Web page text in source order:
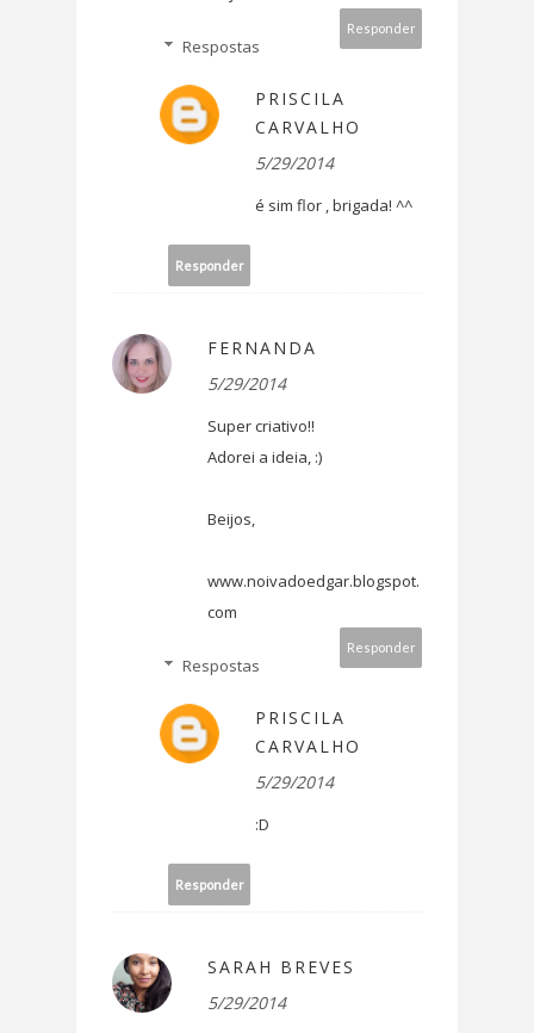
Responder
Respostas
PRISCILA
CARVALHO
5/29/2014
é sim flor , brigada! ^^
Responder
FERNANDA
5/29/2014
Super criativo!!
Adorei a ideia, :)
Beijos,
www.noivadoedgar.blogspot.
com
Responder
Respostas
PRISCILA
CARVALHO
5/29/2014
:D
Responder
SARAH BREVES
5/29/2014